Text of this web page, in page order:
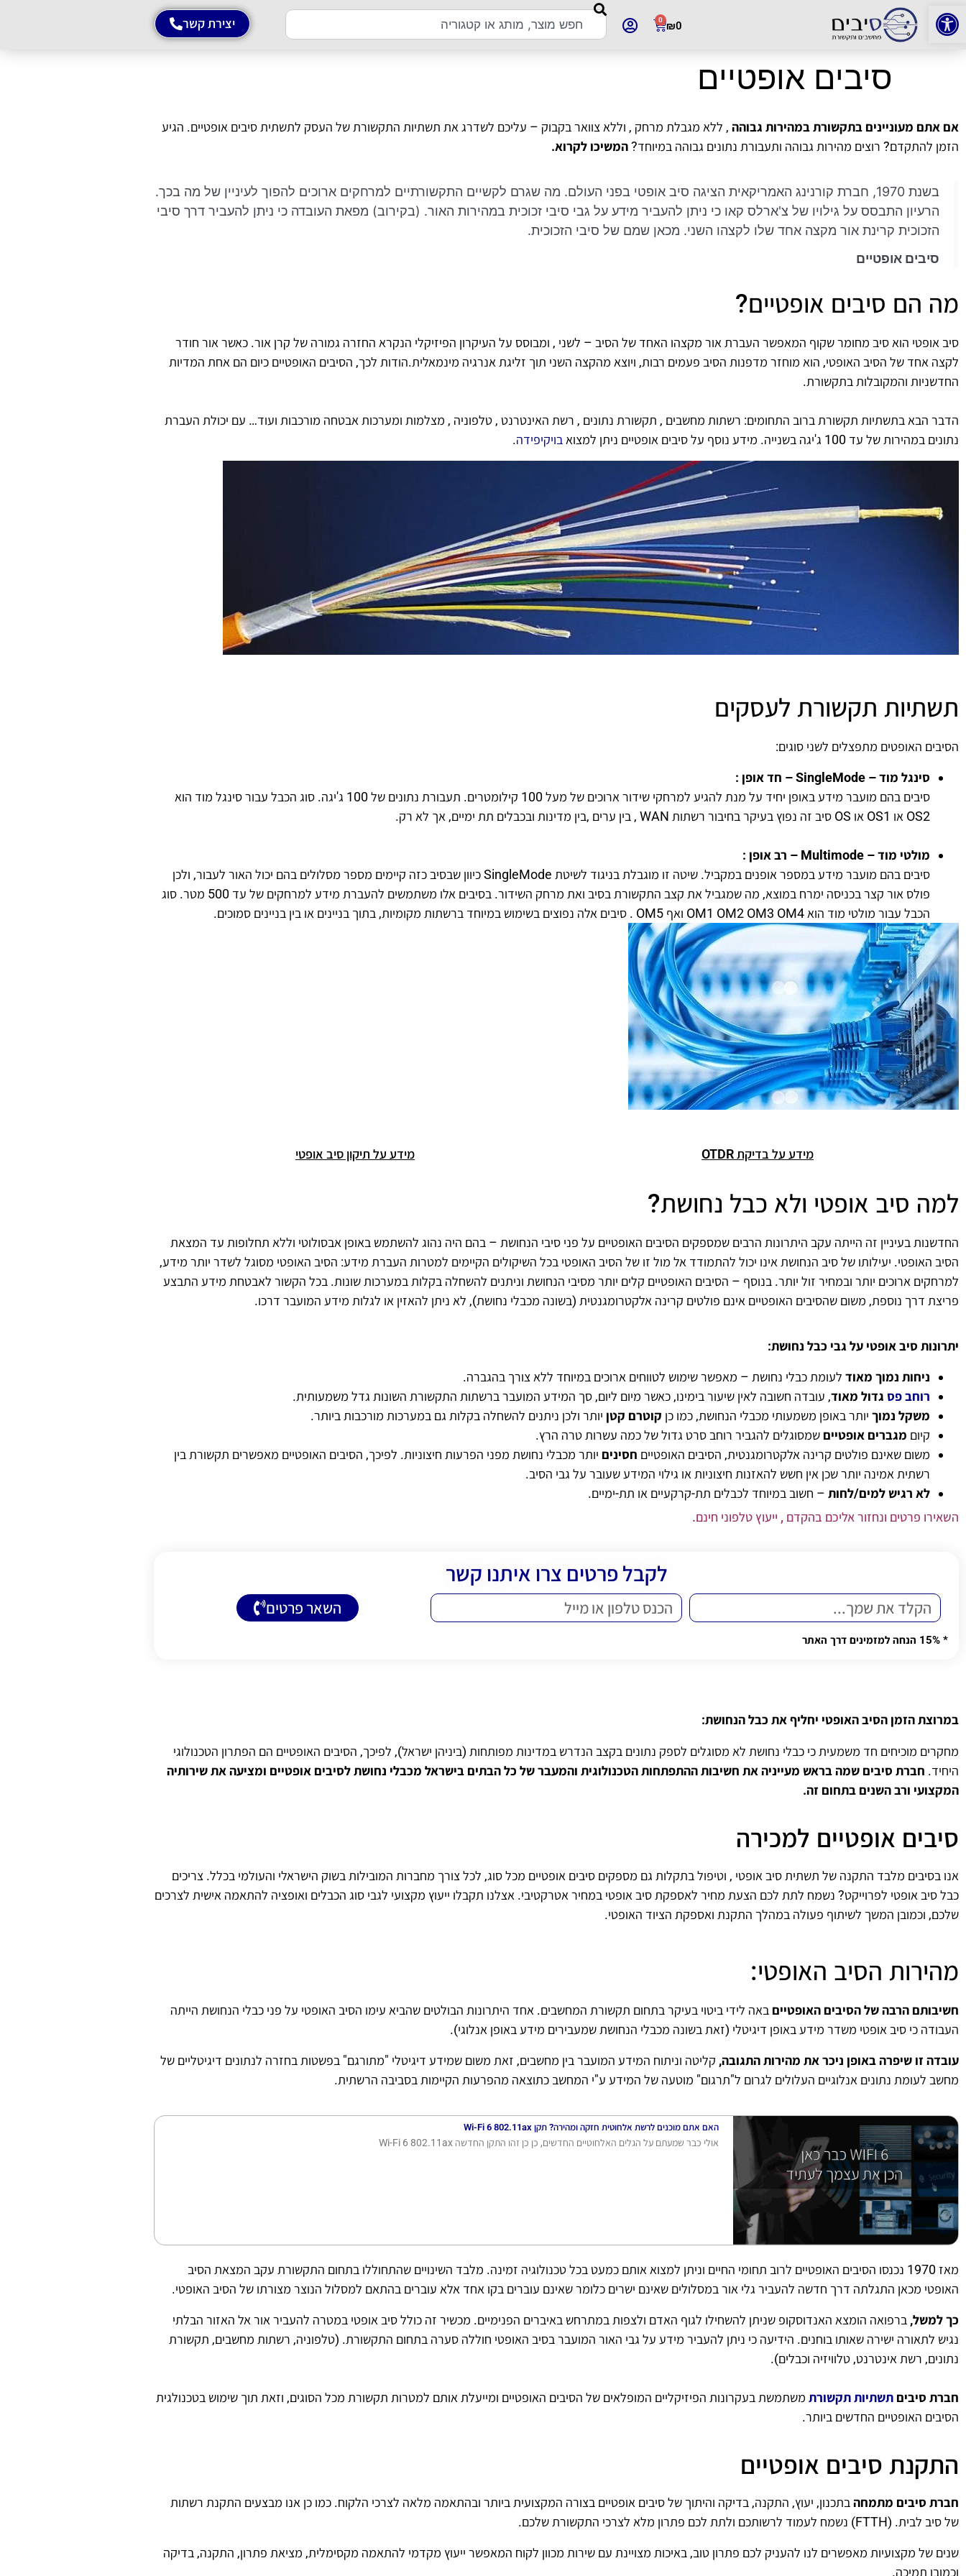
פתח סרגל נגישות ₪0
0 יצירת קשר
סיבים אופטיים
אם אתם מעוניינים בתקשורת במהירות גבוהה , ללא מגבלת מרחק , וללא צוואר בקבוק – עליכם לשדרג את תשתיות התקשורת של העסק לתשתית סיבים אופטיים. הגיע
הזמן להתקדם? רוצים מהירות גבוהה ותעבורת נתונים גבוהה במיוחד?המשיכו לקרוא.
בשנת 1970, חברת קורנינג האמריקאית הציגה סיב אופטי בפני העולם. מה שגרם לקשיים התקשורתיים למרחקים ארוכים להפוך לעיניין של מה בכך.
הרעיון התבסס על גילויו של צ'ארלס קאו כי ניתן להעביר מידע על גבי סיבי זכוכית במהירות האור. (בקירוב) מפאת העובדה כי ניתן להעביר דרך סיבי
הזכוכית קרינת אור מקצה אחד שלו לקצהו השני. מכאן שמם של סיבי הזכוכית.
סיבים אופטיים
מה הם סיבים אופטיים?
סיב אופטי הוא סיב מחומר שקוף המאפשר העברת אור מקצהו האחד של הסיב – לשני , ומבוסס על העיקרון הפיזיקלי הנקרא החזרה גמורה של קרן אור. כאשר אור חודר
לקצה אחד של הסיב האופטי, הוא מוחזר מדפנות הסיב פעמים רבות, ויוצא מהקצה השני תוך זליגת אנרגיה מינמאלית.הודות לכך, הסיבים האופטיים כיום הם אחת המדיות
החדשניות והמקובלות בתקשורת.
הדבר הבא בתשתיות תקשורת ברוב התחומים: רשתות מחשבים , תקשורת נתונים , רשת האינטרנט , טלפוניה , מצלמות ומערכות אבטחה מורכבות ועוד… עם יכולת העברת
נתונים במהירות של עד 100 ג'יגה בשנייה. מידע נוסף על סיבים אופטיים ניתן למצוא
בויקיפידה.
תשתיות תקשורת לעסקים
הסיבים האופטים מתפצלים לשני סוגים:
סינגל מוד – SingleMode – חד אופן :
סיבים בהם מועבר מידע באופן יחיד על מנת להגיע למרחקי שידור ארוכים של מעל 100 קילומטרים. תעבורת נתונים של 100 ג'יגה. סוג הכבל עבור סינגל מוד הוא
OS2 או OS1 או OS סיב זה נפוץ בעיקר בחיבור רשתות WAN , בין ערים ,בין מדינות ובכבלים תת ימיים, אך לא רק.
מולטי מוד – Multimode – רב אופן :
סיבים בהם מועבר מידע במספר אופנים במקביל. שיטה זו מוגבלת בניגוד לשיטת SingleMode כיוון שבסיב כזה קיימים מספר מסלולים בהם יכול האור לעבור, ולכן
פולס אור קצר בכניסה ימרח במוצא, מה שמגביל את קצב התקשורת בסיב ואת מרחק השידור. בסיבים אלו משתמשים להעברת מידע למרחקים של עד 500 מטר. סוג
הכבל עבור מולטי מוד הוא OM1 OM2 OM3 OM4 ואף OM5 . סיבים אלה נפוצים בשימוש במיוחד ברשתות מקומיות, בתוך בניינים או בין בניינים סמוכים.
מידע על בדיקת OTDR מידע על תיקון סיב אופטי
למה סיב אופטי ולא כבל נחושת?
החדשנות בעיניין זה הייתה עקב היתרונות הרבים שמספקים הסיבים האופטיים על פני סיבי הנחושת – בהם היה נהוג להשתמש באופן אבסולוטי וללא תחלופות עד המצאת
הסיב האופטי. יעילותו של סיב הנחושת אינו יכול להתמודד אל מול זו של הסיב האופטי בכל השיקולים הקיימים למטרות העברת מידע: הסיב האופטי מסוגל לשדר יותר מידע,
למרחקים ארוכים יותר ובמחיר זול יותר. בנוסף – הסיבים האופטיים קלים יותר מסיבי הנחושת וניתנים להשחלה בקלות במערכות שונות. בכל הקשור לאבטחת מידע התבצע
פריצת דרך נוספת, משום שהסיבים האופטיים אינם פולטים קרינה אלקטרומגנטית (בשונה מכבלי נחושת), לא ניתן להאזין או לגלות מידע המועבר דרכו.
יתרונות סיב אופטי על גבי כבל נחושת:
ניחות נמוך מאוד לעומת כבלי נחושת – מאפשר שימוש לטווחים ארוכים במיוחד ללא צורך בהגברה.
רוחב פס גדול מאוד, עובדה חשובה לאין שיעור בימינו, כאשר מיום ליום, סך המידע המועבר ברשתות התקשורת השונות גדל משמעותית.
משקל נמוך יותר באופן משמעותי מכבלי הנחושת, כמו כן קוטרם קטן יותר ולכן ניתנים להשחלה בקלות גם במערכות מורכבות ביותר.
קיום מגברים אופטיים שמסוגלים להגביר רוחב סרט גדול של כמה עשרות טרה הרץ.
משום שאינם פולטים קרינה אלקטרומגנטית, הסיבים האופטיים חסינים יותר מכבלי נחושת מפני הפרעות חיצוניות. לפיכך, הסיבים האופטיים מאפשרים תקשורת בין
רשתית אמינה יותר שכן אין חשש להאזנות חיצוניות או גילוי המידע שעובר על גבי הסיב.
לא רגיש למים/לחות – חשוב במיוחד לכבלים תת-קרקעיים או תת-ימיים.
השאירו פרטים ונחזור אליכם בהקדם , ייעוץ טלפוני חינם.
לקבל פרטים צרו איתנו קשר
השאר פרטים
Alternative: * 15% הנחה למזמינים דרך האתר
במרוצת הזמן הסיב האופטי יחליף את כבל הנחושת:
מחקרים מוכיחים חד משמעית כי כבלי נחושת לא מסוגלים לספק נתונים בקצב הנדרש במדינות מפותחות (ביניהן ישראל), לפיכך, הסיבים האופטיים הם הפתרון הטכנולוגי
היחיד. חברת סיבים שמה בראש מעייניה את חשיבות ההתפתחות הטכנולוגית והמעבר של כל הבתים בישראל מכבלי נחושת לסיבים אופטיים ומציעה את שירותיה
המקצועי ורב השנים בתחום זה.
סיבים אופטיים למכירה
אנו בסיבים מלבד התקנה של תשתית סיב אופטי , וטיפול בתקלות גם מספקים סיבים אופטיים מכל סוג, לכל צורך מחברות המובילות בשוק הישראלי והעולמי בכלל. צריכים
כבל סיב אופטי לפרוייקט? נשמח לתת לכם הצעת מחיר לאספקת סיב אופטי במחיר אטרקטיבי. אצלנו תקבלו ייעוץ מקצועי לגבי סוג הכבלים ואופציה להתאמה אישית לצרכים
שלכם, וכמובן המשך לשיתוף פעולה במהלך התקנת ואספקת הציוד האופטי.
מהירות הסיב האופטי:
חשיבותם הרבה של הסיבים האופטיים באה לידי ביטוי בעיקר בתחום תקשורת המחשבים. אחד היתרונות הבולטים שהביא עימו הסיב האופטי על פני כבלי הנחושת הייתה
העבודה כי סיב אופטי משדר מידע באופן דיגיטלי (זאת בשונה מכבלי הנחושת שמעבירים מידע באופן אנלוגי).
עובדה זו שיפרה באופן ניכר את מהירות התגובה, קליטה וניתוח המידע המועבר בין מחשבים, זאת משום שמידע דיגיטלי "מתורגם" בפשטות בחזרה לנתונים דיגיטליים של
מחשב לעומת נתונים אנלוגיים העלולים לגרום ל"תרגום" מוטעה של המידע ע"י המחשב כתוצאה מהפרעות הקיימות בסביבה הרשתית.
האם אתם מוכנים לרשת אלחוטית חזקה ומהירה? תקן Wi-Fi 6 802.11ax
אולי כבר שמעתם על הגלים האלחוטיים החדשים, כן כן זהו התקן החדשה Wi-Fi 6 802.11ax
מאז 1970
נכנסו הסיבים האופטיים לרוב תחומי החיים וניתן למצוא אותם כמעט בכל טכנולוגיה זמינה. מלבד השינויים שהתחוללו בתחום התקשורת עקב המצאת הסיב
האופטי מכאן התגלתה דרך חדשה להעביר גלי אור במסלולים שאינם ישרים כלומר שאינם עוברים בקו אחד אלא עוברים בהתאם למסלול הנוצר מצורתו של הסיב האופטי.
כך למשל, ברפואה הומצא האנדוסקופ שניתן להשחילו לגוף האדם ולצפות במתרחש באיברים הפנימיים. מכשיר זה כולל סיב אופטי במטרה להעביר אור אל האזור הבלתי
נגיש לתאורה ישירה שאותו בוחנים. הידיעה כי ניתן להעביר מידע על גבי האור המועבר בסיב האופטי חוללה סערה בתחום התקשורת. (טלפוניה, רשתות מחשבים, תקשורת
נתונים, רשת אינטרנט, טלוויזיה וכבלים).
חברת סיבים תשתיות תקשורת משתמשת בעקרונות הפיזיקליים המופלאים של הסיבים האופטיים ומייעלת אותם למטרות תקשורת מכל הסוגים, וזאת תוך שימוש בטכנולגית
הסיבים האופטיים החדשים ביותר.
התקנת סיבים אופטיים
חברת סיבים מתמחה בתכנון, יעוץ, התקנה, בדיקה והיתוך של סיבים אופטיים בצורה המקצועית ביותר ובהתאמה מלאה לצרכי הלקוח. כמו כן אנו מבצעים התקנת רשתות
של סיב לבית. (FTTH) נשמח לעמוד לרשותכם ולתת לכם פתרון מלא לצרכי התקשורת שלכם.
שנים של מקצועיות מאפשרים לנו להעניק לכם פתרון טוב, באיכות מצויינת עם שירות מכוון לקוח המאפשר ייעוץ מקדמי להתאמה מקסימלית, מציאת פתרון, התקנה, בדיקה
וכמובן תמיכה.